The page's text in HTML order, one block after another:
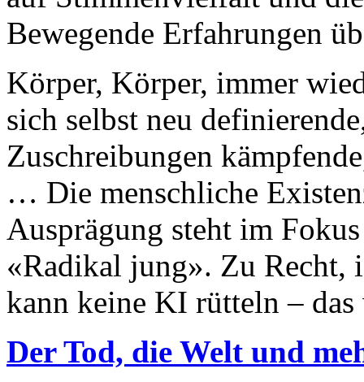
Bewegende Erfahrungen
Körper, Körper, immer
sich selbst neu
Zuschreibungen
… Die menschliche
Ausprägung steht im
«Radikal jung». Zu Recht,
kann keine KI rütteln – das
Der Tod, die Welt und